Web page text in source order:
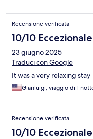
Recensione verificata
10/10 Eccezionale
23 giugno 2025
Traduci con Google
It was a very relaxing stay
Gianluigi, viaggio di 1
Recensione verificata
10/10 Eccezionale